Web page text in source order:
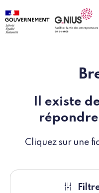
Panneau de gestion des
Aller au contenu
Aller à la navigation
Il existe
répondre
Cliquez sur une